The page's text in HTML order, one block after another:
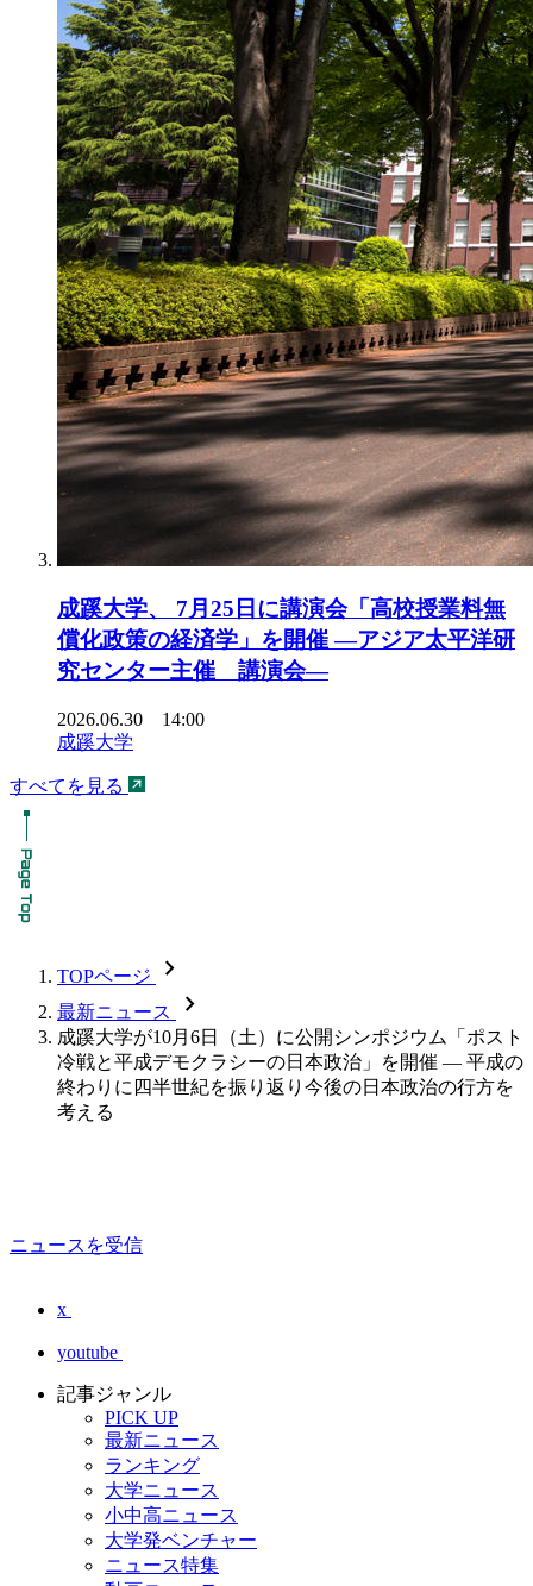
成蹊大学、 7月25日に講演会「高校授業料無
償化政策の経済学」を開催 ―アジア太平洋研
究センター主催 講演会―
2026.06.30 14:00
成蹊大学
すべてを見る
TOPページ chevron_forward
最新ニュース chevron_forward
成蹊大学が10月6日（土）に公開シンポジウム「ポスト
冷戦と平成デモクラシーの日本政治」を開催 — 平成の
終わりに四半世紀を振り返り今後の日本政治の行方を
考える
ニュースを受信
x
youtube
記事ジャンル
PICK UP
最新ニュース
ランキング
大学ニュース
小中高ニュース
大学発ベンチャー
ニュース特集